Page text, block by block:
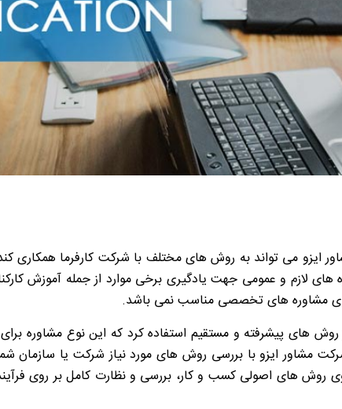
ایزو می تواند به روش های مختلف با شرکت کارفرما همکاری
های لازم و عمومی جهت یادگیری برخی موارد از جمله آموزش
مشاوره های تخصصی مناسب نمی باشد.
روش های پیشرفته و مستقیم استفاده کرد که این نوع مشاوره
مشاور ایزو با بررسی روش های مورد نیاز شرکت یا سازمان
روی روش های اصولی کسب و کار، بررسی و نظارت کامل بر روی